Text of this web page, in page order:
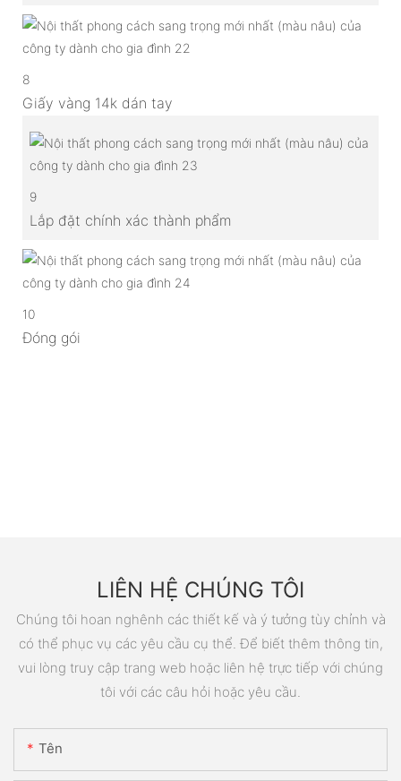
8
Giấy vàng 14k dán tay
9
Lắp đặt chính xác thành phẩm
10
Đóng gói
LIÊN HỆ CHÚNG TÔI
Chúng tôi hoan nghênh các thiết kế và ý tưởng tùy chỉnh và
có thể phục vụ các yêu cầu cụ thể. Để biết thêm thông tin,
vui lòng truy cập trang web hoặc liên hệ trực tiếp với chúng
tôi với các câu hỏi hoặc yêu cầu.
Tên